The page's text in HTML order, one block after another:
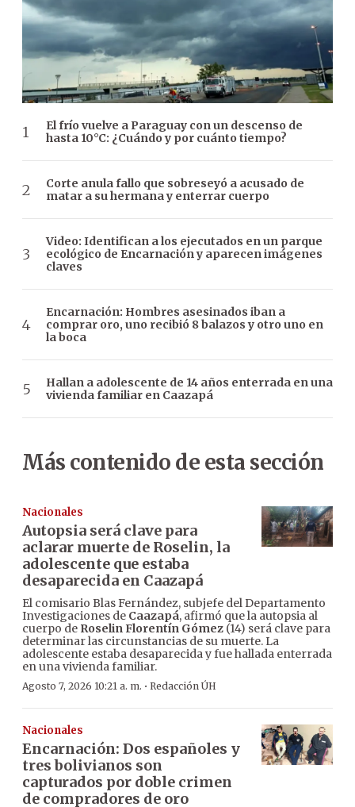
El frío vuelve a Paraguay con un descenso de
hasta 10°C: ¿Cuándo y por cuánto tiempo?
Corte anula fallo que sobreseyó a acusado de
matar a su hermana y enterrar cuerpo
Video: Identifican a los ejecutados en un parque
ecológico de Encarnación y aparecen imágenes
claves
Encarnación: Hombres asesinados iban a
comprar oro, uno recibió 8 balazos y otro uno en
la boca
Hallan a adolescente de 14 años enterrada en una
vivienda familiar en Caazapá
Más contenido de esta sección
Nacionales
Autopsia será clave para
aclarar muerte de Roselin, la
adolescente que estaba
desaparecida en Caazapá
El comisario Blas Fernández, subjefe del Departamento
Investigaciones de Caazapá, afirmó que la autopsia al
cuerpo de Roselin Florentín Gómez (14) será clave para
determinar las circunstancias de su muerte. La
adolescente estaba desaparecida y fue hallada enterrada
en una vivienda familiar.
Agosto 7, 2026 10:21 a. m. · Redacción ÚH
Nacionales
Encarnación: Dos españoles y
tres bolivianos son
capturados por doble crimen
de compradores de oro